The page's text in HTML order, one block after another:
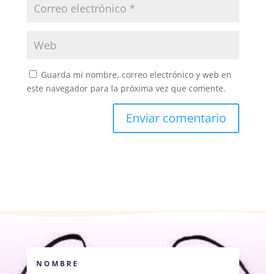
Guarda mi nombre, correo electrónico y web en
este navegador para la próxima vez que comente.